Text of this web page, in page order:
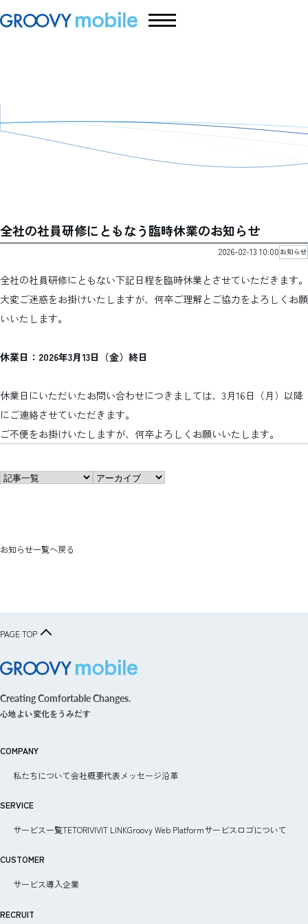
全社の社員研修にともなう臨時休業のお知らせ
お知らせ
2026-02-13 10:00
全社の社員研修にともない下記日程を臨時休業とさせていただきます。
大変ご迷惑をお掛けいたしますが、何卒ご理解とご協力をよろしくお願
いいたします。
休業日：2026年3月13日（金）終日
休業日にいただいたお問い合わせにつきましては、3月16日（月）以降
にご連絡させていただきます。
ご不便をお掛けいたしますが、何卒よろしくお願いいたします。
お知らせ一覧へ戻る
PAGE TOP
COMPANY
私たちについて会社概要代表メッセージ沿革
SERVICE
サービス一覧TETORIVIVIT LINKGroovy Web Platformサービスロゴについて
CUSTOMER
サービス導入企業
RECRUIT
Groovy Mobile Inc.
Creating Comfortable Changes.
心地よい変化をうみだす